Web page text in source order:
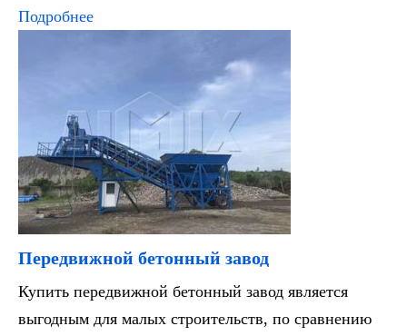
Подробнее
Передвижной бетонный завод
Купить передвижной бетонный завод является
выгодным для малых строительств, по сравнению